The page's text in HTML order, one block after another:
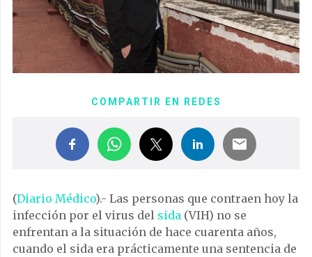
COMPARTIR EN REDES
(Diario Médico).- Las personas que contraen hoy la
infección por el virus del sida (VIH) no se
enfrentan a la situación de hace cuarenta años,
cuando el sida era prácticamente una sentencia de